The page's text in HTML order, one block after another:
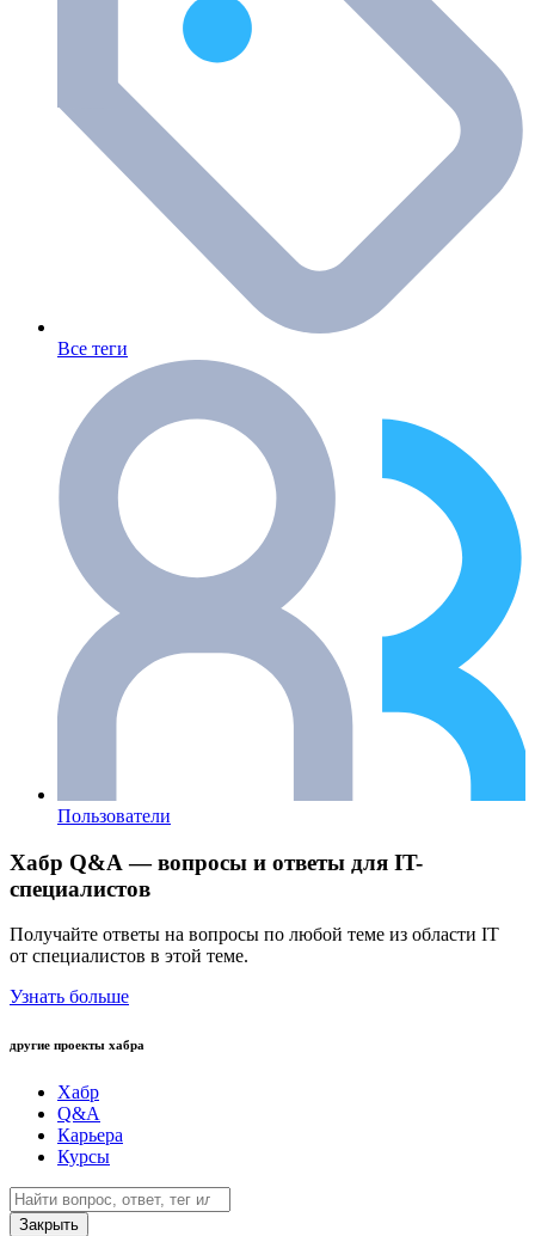
Все теги
Пользователи
Хабр Q&A — вопросы и ответы для IT-
специалистов
Получайте ответы на вопросы по любой теме из области IT
от специалистов в этой теме.
Узнать больше
другие проекты хабра
Хабр
Q&A
Карьера
Курсы
Закрыть